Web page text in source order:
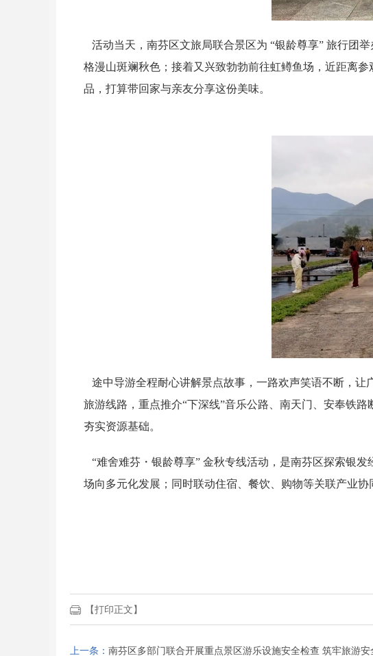
活动当天，南芬区文旅局联合景区为 “银龄尊享” 旅行团
格漫山斑斓秋色；接着又兴致勃勃前往虹鳟鱼场，近距离
品，打算带回家与亲友分享这份美味。
途中导游全程耐心讲解景点故事，一路欢声笑语不断，让
旅游线路，重点推介“下深线”音乐公路、南天门、安奉铁
夯实资源基础。
“难舍难芬・银龄尊享” 金秋专线活动，是南芬区探索银
场向多元化发展；同时联动住宿、餐饮、购物等关联产业协
【打印正文】
上一条： 南芬区多部门联合开展重点景区游乐设施安全检查 筑牢旅游安